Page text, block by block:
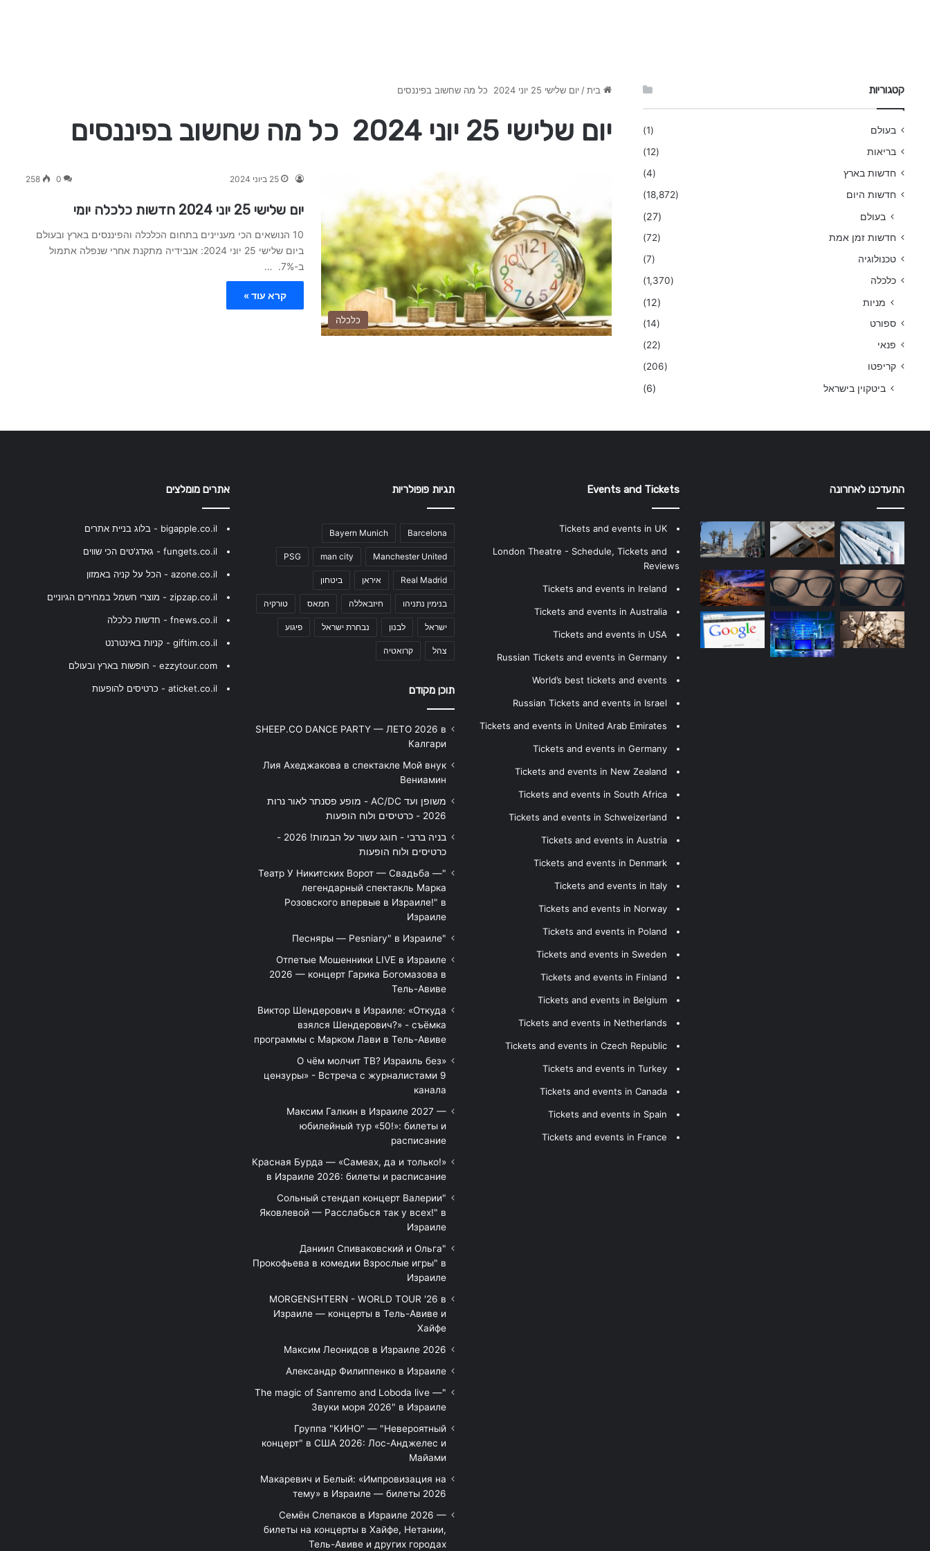
בית / יום שלישי 25 יוני 2024 כל מה שחשוב בפיננסים
יום שלישי 25 יוני 2024 כל מה שחשוב בפיננסים
כלכלה
25 ביוני 2024 0
258
יום שלישי 25 יוני 2024 חדשות כלכלה יומי
10 הנושאים הכי מעניינים בתחום הכלכלה והפיננסים בארץ ובעולם
ביום שלישי 25 יוני 2024: אנבידיה מתקנת אחרי שנפלה אתמול
ב-7%. …
קרא עוד »
קטגוריות
בעולם
(1)
בריאות
(12)
חדשות בארץ
(4)
חדשות היום
(18,872)
בעולם (27)
חדשות זמן אמת
(72)
טכנולוגיה
(7)
כלכלה
(1,370)
מניות (12)
ספורט
(14)
פנאי
(22)
קריפטו
(206)
ביטקוין בישראל (6)
התעדכנו לאחרונה Events and Tickets
Tickets and events in UK
London Theatre - Schedule, Tickets and
Reviews
Tickets and events in Ireland
Tickets and events in Australia
Tickets and events in USA
Russian Tickets and events in Germany
World’s best tickets and events
Russian Tickets and events in Israel
Tickets and events in United Arab Emirates
Tickets and events in Germany
Tickets and events in New Zealand
Tickets and events in South Africa
Tickets and events in Schweizerland
Tickets and events in Austria
Tickets and events in Denmark
Tickets and events in Italy
Tickets and events in Norway
Tickets and events in Poland
Tickets and events in Sweden
Tickets and events in Finland
Tickets and events in Belgium
Tickets and events in Netherlands
Tickets and events in Czech Republic
Tickets and events in Turkey
Tickets and events in Canada
Tickets and events in Spain
Tickets and events in France
תגיות פופולריות
Barcelona
Bayern Munich
Manchester United
man city
PSG
Real Madrid איראן ביטחון
בנימין נתניהו חיזבאללה חמאס טורקיה
ישראל לבנון נבחרת ישראל פיגוע
צהל קרואטיה
תוכן מקודם
SHEEP.CO DANCE PARTY — ЛЕТО 2026 в
Калгари
Лия Ахеджакова в спектакле Мой внук
Вениамин
משופן ועד AC/DC - מופע פסנתר לאור נרות
2026 - כרטיסים ולוח הופעות
בניה ברבי - חוגג עשור על הבמות! 2026 -
כרטיסים ולוח הופעות
"Театр У Никитских Ворот — Свадьба —
легендарный спектакль Марка
Розовского впервые в Израиле!" в
Израиле
"Песняры — Pesniary" в Израиле
Отпетые Мошенники LIVE в Израиле
2026 — концерт Гарика Богомазова в
Тель-Авиве
Виктор Шендерович в Израиле: «Откуда
взялся Шендерович?» - съёмка
программы с Марком Лави в Тель-Авиве
«О чём молчит ТВ? Израиль без
цензуры» - Встреча с журналистами 9
канала
Максим Галкин в Израиле 2027 —
юбилейный тур «50!»: билеты и
расписание
Красная Бурда — «Самеах, да и только!»
в Израиле 2026: билеты и расписание
"Сольный стендап концерт Валерии
Яковлевой — Расслабься так у всех!" в
Израиле
"Даниил Спиваковский и Ольга
Прокофьева в комедии Взрослые игры" в
Израиле
MORGENSHTERN - WORLD TOUR '26 в
Израиле — концерты в Тель-Авиве и
Хайфе
Максим Леонидов в Израиле 2026
Александр Филиппенко в Израиле
"The magic of Sanremo and Loboda live —
Звуки моря 2026" в Израиле
Группа "КИНО" — "Невероятный
концерт" в США 2026: Лос-Анджелес и
Майами
Макаревич и Белый: «Импровизация на
тему» в Израиле — билеты 2026
Семён Слепаков в Израиле 2026 —
билеты на концерты в Хайфе, Нетании,
Тель-Авиве и других городах
אתרים מומלצים
bigapple.co.il - בלוג בניית אתרים
fungets.co.il - גאדג'טים הכי שווים
azone.co.il - הכל על קניה באמזון
zipzap.co.il - מוצרי חשמל במחירים הגיוניים
fnews.co.il - חדשות כלכלה
giftim.co.il - קניות באינטרנט
ezzytour.com - חופשות בארץ ובעולם
aticket.co.il - כרטיסים להופעות